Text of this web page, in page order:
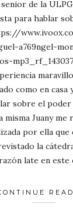
de la
para hablar
a769ngel-
como en casa
sobre el poder
misma Juany me
por ella que
la
late en este